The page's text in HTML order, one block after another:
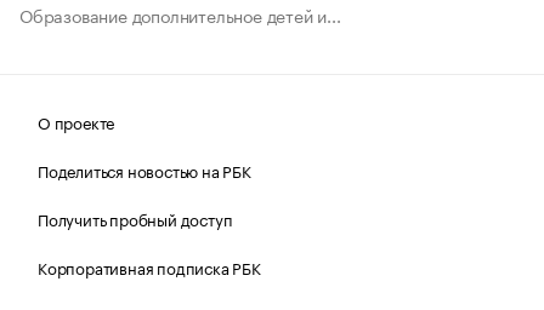
Образование дополнительное детей и...
О проекте
Поделиться новостью на РБК
Получить пробный доступ
Корпоративная подписка РБК